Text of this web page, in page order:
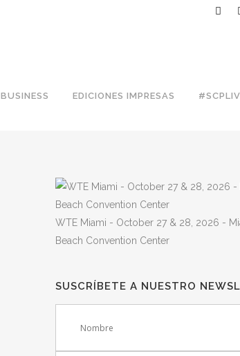
BUSINESS EDICIONES IMPRESAS
WTE Miami - October 27 & 28, 2026 -
Beach Convention Center
SUSCRÍBETE A NUESTRO